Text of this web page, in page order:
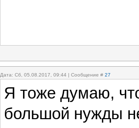
Дата: Сб, 05.08.2017, 09:44 | Сообщение # 27
Я тоже думаю,
большой нужды